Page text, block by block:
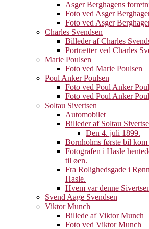
Asger Berghagens
Foto ved Asger
Foto ved Asger
Charles Svendsen
Billeder af Charles
Portrætter ved Charles
Marie Poulsen
Foto ved Marie Poulsen
Poul Anker Poulsen
Foto ved Poul Anker
Foto ved Poul Anker
Soltau Sivertsen
Automobilet
Billeder af Soltau
Den 4. juli 1899.
Bornholms første bil kom
Fotografen i Hasle
til øen.
Fra Rolighedsgade i
Hasle.
Hvem var denne
Svend Aage Svendsen
Viktor Munch
Billede af Viktor Munch
Foto ved Viktor Munch